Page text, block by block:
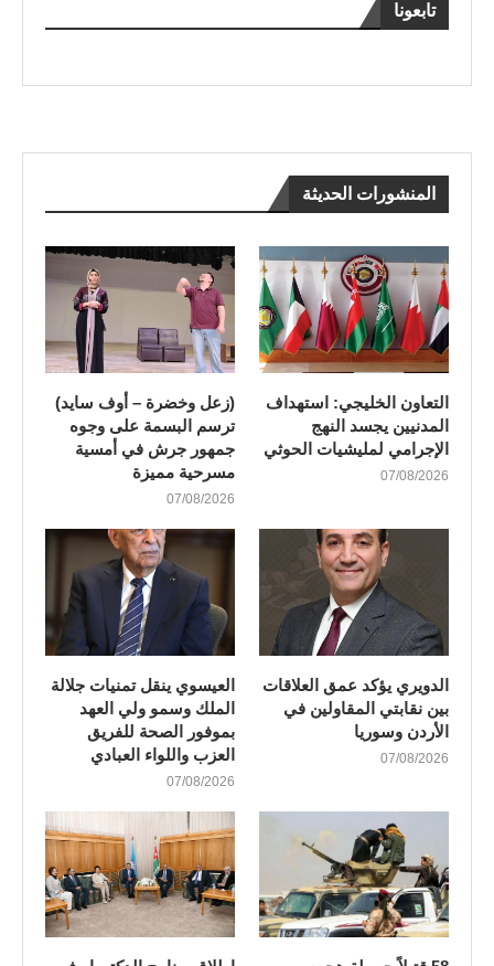
تابعونا
المنشورات الحديثة
التعاون الخليجي: استهداف
المدنيين يجسد النهج
الإجرامي لمليشيات الحوثي
07/08/2026
(زعل وخضرة – أوف سايد)
ترسم البسمة على وجوه
جمهور جرش في أمسية
مسرحية مميزة
07/08/2026
الدويري يؤكد عمق العلاقات
بين نقابتي المقاولين في
الأردن وسوريا
07/08/2026
العيسوي ينقل تمنيات جلالة
الملك وسمو ولي العهد
بموفور الصحة للفريق
العزب واللواء العبادي
07/08/2026